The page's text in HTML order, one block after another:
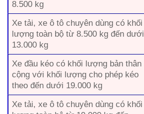
8.500 kg
Xe tải, xe ô tô chuyên dùng có khối
lượng toàn bộ từ 8.500 kg đến dưới
13.000 kg
Xe đầu kéo có khối lượng bản thân
cộng với khối lượng cho phép kéo
theo đến dưới 19.000 kg
Xe tải, xe ô tô chuyên dùng có khối